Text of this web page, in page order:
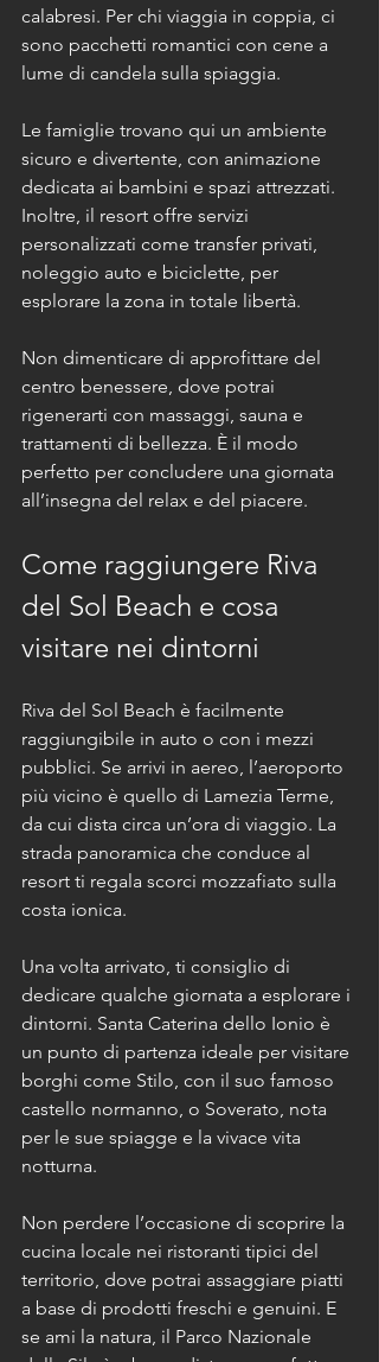
calabresi. Per chi viaggia in coppia, ci
sono pacchetti romantici con cene a
lume di candela sulla spiaggia.
Le famiglie trovano qui un ambiente
sicuro e divertente, con animazione
dedicata ai bambini e spazi attrezzati.
Inoltre, il resort offre servizi
personalizzati come transfer privati,
noleggio auto e biciclette, per
esplorare la zona in totale libertà.
Non dimenticare di approfittare del
centro benessere, dove potrai
rigenerarti con massaggi, sauna e
trattamenti di bellezza. È il modo
perfetto per concludere una giornata
all’insegna del relax e del piacere.
Come raggiungere Riva
del Sol Beach e cosa
visitare nei dintorni
Riva del Sol Beach è facilmente
raggiungibile in auto o con i mezzi
pubblici. Se arrivi in aereo, l’aeroporto
più vicino è quello di Lamezia Terme,
da cui dista circa un’ora di viaggio. La
strada panoramica che conduce al
resort ti regala scorci mozzafiato sulla
costa ionica.
Una volta arrivato, ti consiglio di
dedicare qualche giornata a esplorare i
dintorni. Santa Caterina dello Ionio è
un punto di partenza ideale per visitare
borghi come Stilo, con il suo famoso
castello normanno, o Soverato, nota
per le sue spiagge e la vivace vita
notturna.
Non perdere l’occasione di scoprire la
cucina locale nei ristoranti tipici del
territorio, dove potrai assaggiare piatti
a base di prodotti freschi e genuini. E
se ami la natura, il Parco Nazionale